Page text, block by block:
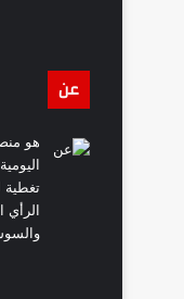
عن
هو
تغطية
الرأي